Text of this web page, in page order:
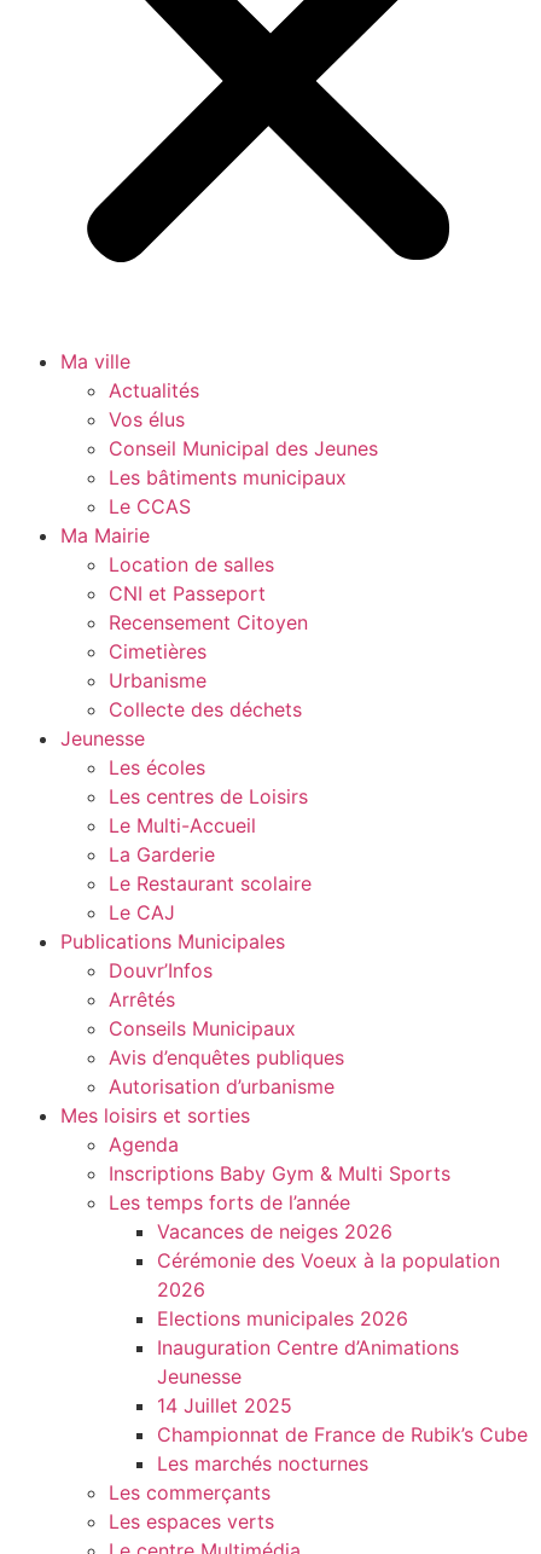
Ma ville
Actualités
Vos élus
Conseil Municipal des Jeunes
Les bâtiments municipaux
Le CCAS
Ma Mairie
Location de salles
CNI et Passeport
Recensement Citoyen
Cimetières
Urbanisme
Collecte des déchets
Jeunesse
Les écoles
Les centres de Loisirs
Le Multi-Accueil
La Garderie
Le Restaurant scolaire
Le CAJ
Publications Municipales
Douvr’Infos
Arrêtés
Conseils Municipaux
Avis d’enquêtes publiques
Autorisation d’urbanisme
Mes loisirs et sorties
Agenda
Inscriptions Baby Gym & Multi Sports
Les temps forts de l’année
Vacances de neiges 2026
Cérémonie des Voeux à la population
2026
Elections municipales 2026
Inauguration Centre d’Animations
Jeunesse
14 Juillet 2025
Championnat de France de Rubik’s Cube
Les marchés nocturnes
Les commerçants
Les espaces verts